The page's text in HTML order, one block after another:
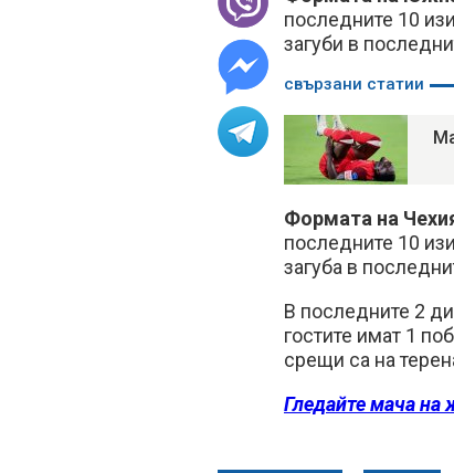
последните 10
загуби в
свързани статии
Формата на
последните 10
загуба в
В последните 2
гостите имат 1
срещи са на
Гледайте мача на